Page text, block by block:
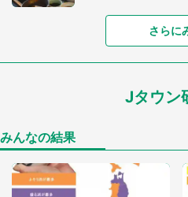
「富豪すぎ」1歳息
7万人驚がく 「お
ードル高い」
あまりにも四角す
「閉所恐怖症の私は
年に『手を繋いで
さらに
Jタウン
みんなの結果